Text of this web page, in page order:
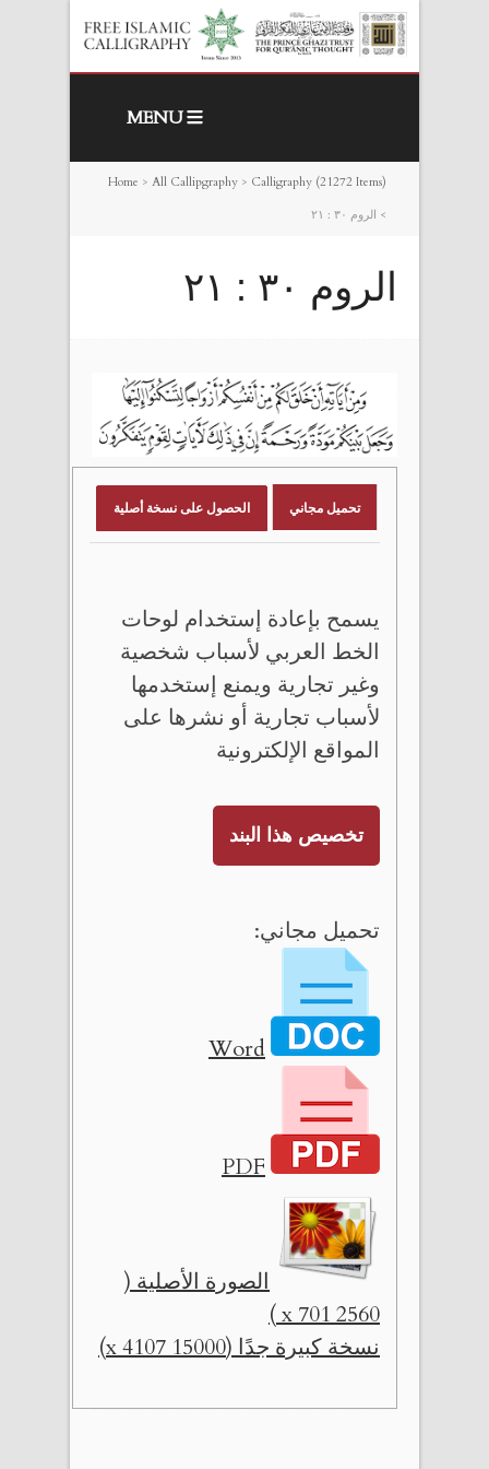
MENU
Home > All Callipgraphy > Calligraphy (21272 Items)
> الروم ٣٠ : ٢١
الروم ٣٠ : ٢١
تحميل مجاني الحصول على نسخة أصلية
يسمح بإعادة إستخدام لوحات
الخط العربي لأسباب شخصية
وغير تجارية ويمنع إستخدمها
لأسباب تجارية أو نشرها على
المواقع الإلكترونية
تخصيص هذا البند
تحميل مجاني:
Word
PDF
الصورة الأصلية (
2560 x 701 )
نسخة كبيرة جدًا (15000 x 4107)